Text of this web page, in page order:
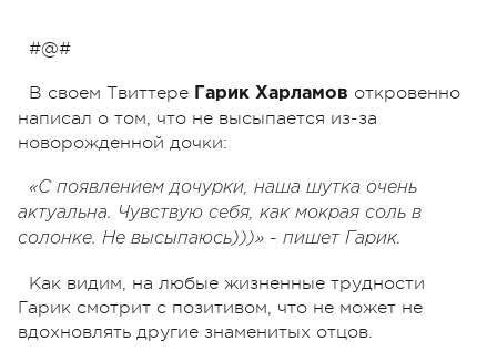
#@#
В своем Твиттере Гарик Харламов откровенно
написал о том, что не высыпается из-за
новорожденной дочки:
«С появлением дочурки, наша шутка очень
актуальна. Чувствую себя, как мокрая соль в
солонке. Не высыпаюсь)))» - пишет Гарик.
Как видим, на любые жизненные трудности
Гарик смотрит с позитивом, что не может не
вдохновлять другие знаменитых отцов.